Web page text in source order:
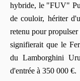
hybride, le "FUV"
de couloir, hériter
retenu pour
signifierait que le
du Lamborghini
d'entrée à 350 000 €.